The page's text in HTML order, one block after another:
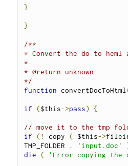
}
}
/**
* Convert the do to heml
*
* @return unknown
*/
function convertDocToHtml
if ($this->pass) {
// move it to the tmp
if
(! copy ( $this->
TMP_FOLDER
. 'input.doc'
die
( 'Error copying